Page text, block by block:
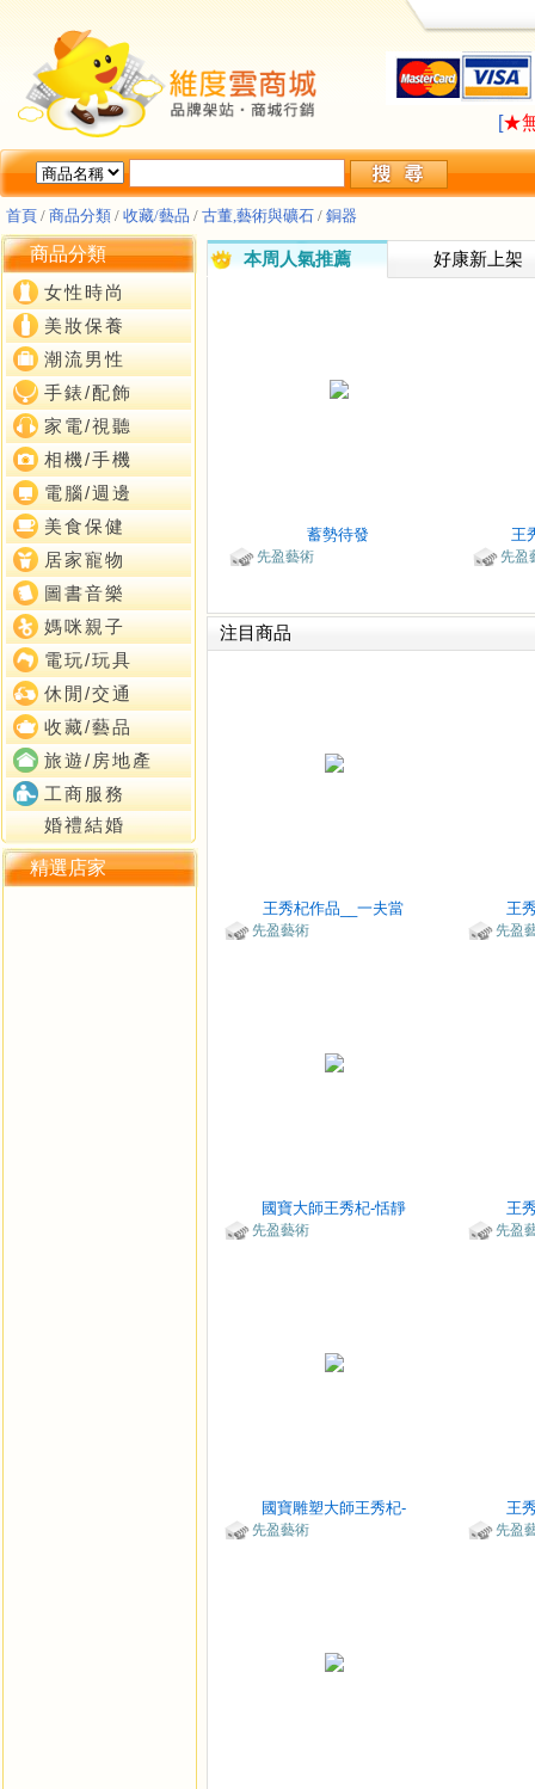
[★
首頁 / 商品分類 / 收藏/藝品 / 古董,藝術與礦石 / 銅器
商品分類
女性時尚
美妝保養
潮流男性
手錶/配飾
家電/視聽
相機/手機
電腦/週邊
美食保健
居家寵物
圖書音樂
媽咪親子
電玩/玩具
休閒/交通
收藏/藝品
旅遊/房地產
工商服務
婚禮結婚
精選店家
本周人氣推薦 好康新上架
蓄勢待發
先盈藝術
王
先盈
注目商品
王秀杞作品__一夫當
先盈藝術
王
先盈
國寶大師王秀杞-恬靜
先盈藝術
王
先盈
國寶雕塑大師王秀杞-
先盈藝術
王
先盈